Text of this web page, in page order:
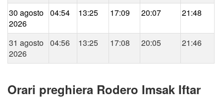
30 agosto
2026
04:54 13:25 17:09 20:07 21:48
31 agosto
2026
04:56 13:25 17:08 20:05 21:46
Orari preghiera Rodero Imsak Iftar